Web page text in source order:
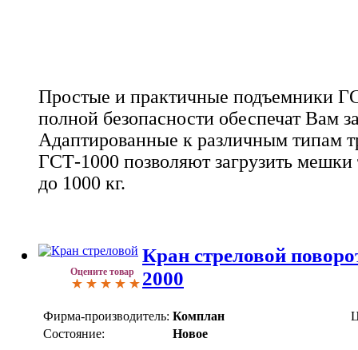
Простые и практичные подъемники
полной безопасности обеспечат Вам
Адаптированные к различным типам
ГСТ-1000 позволяют загрузить
до 1000 кг.
Оцените товар
Кран стреловой
2000
Фирма-производитель: Комплан
Состояние:
Новое